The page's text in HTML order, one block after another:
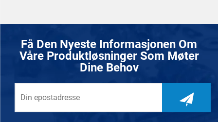
frekvens
Få Den Nyeste Informasjonen Om
Våre Produktløsninger Som Møter
Dine Behov